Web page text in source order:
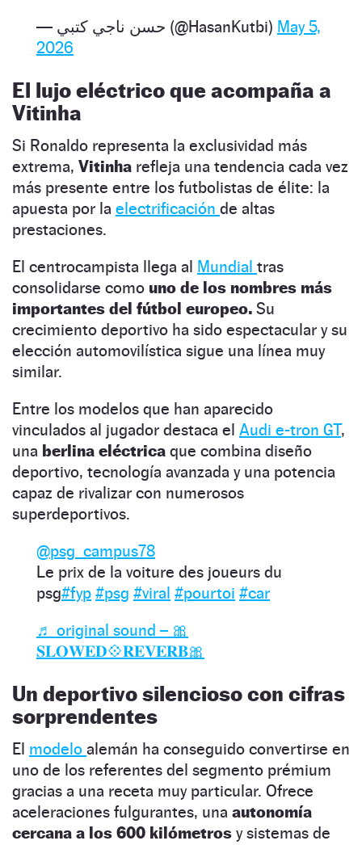
— حسن ناجي كتبي (@HasanKutbi) May 5,
2026
El lujo eléctrico que acompaña a
Vitinha
Si Ronaldo representa la exclusividad más
extrema, Vitinha refleja una tendencia cada vez
más presente entre los futbolistas de élite: la
apuesta por la electrificación de altas
prestaciones.
El centrocampista llega al Mundial tras
consolidarse como uno de los nombres más
importantes del fútbol europeo. Su
crecimiento deportivo ha sido espectacular y su
elección automovilística sigue una línea muy
similar.
Entre los modelos que han aparecido
vinculados al jugador destaca el Audi e-tron GT,
una berlina eléctrica que combina diseño
deportivo, tecnología avanzada y una potencia
capaz de rivalizar con numerosos
superdeportivos.
@psg_campus78
Le prix de la voiture des joueurs du
psg#fyp #psg #viral #pourtoi #car
♬ original sound – 🎀
𝐒𝐋𝐎𝐖𝐄𝐃💠𝐑𝐄𝐕𝐄𝐑𝐁🎀
Un deportivo silencioso con cifras
sorprendentes
El modelo alemán ha conseguido convertirse en
uno de los referentes del segmento prémium
gracias a una receta muy particular. Ofrece
aceleraciones fulgurantes, una autonomía
cercana a los 600 kilómetros y sistemas de